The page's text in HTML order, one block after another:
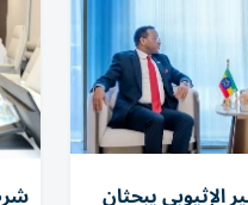
الإثيوبي يبحثان